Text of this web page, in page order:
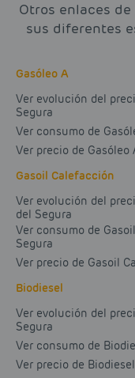
Otros enlaces
sus diferentes
Gasóleo A
Ver evolución del
Segura
Ver consumo de
Ver precio de Gasóleo
Gasoil Calefacción
Ver evolución del
del Segura
Ver consumo de
Segura
Ver precio de Gasoil
Biodiesel
Ver evolución del
Segura
Ver consumo de
Ver precio de